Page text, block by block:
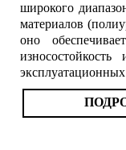
широкого
материалов
оно